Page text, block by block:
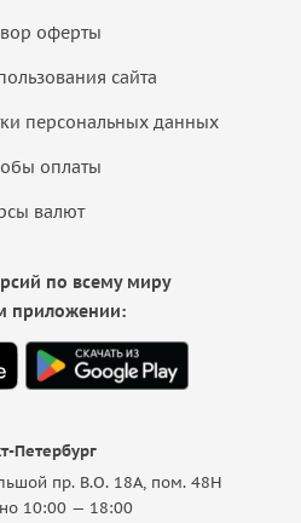
оферты
сайта
персональных данных
оплаты
валют
Петербург
пр. В.О. 18A, пом. 48Н
10:00 — 18:00
по всему миру
приложении: